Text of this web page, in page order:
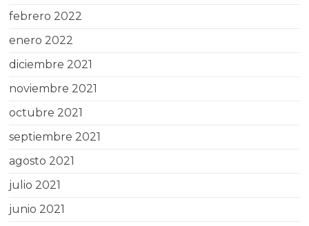
febrero 2022
enero 2022
diciembre 2021
noviembre 2021
octubre 2021
septiembre 2021
agosto 2021
julio 2021
junio 2021